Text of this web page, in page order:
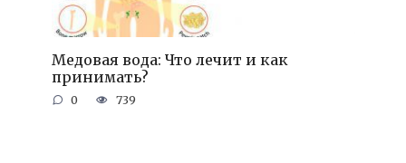
Медовая вода: Что лечит и как
принимать?
0 739